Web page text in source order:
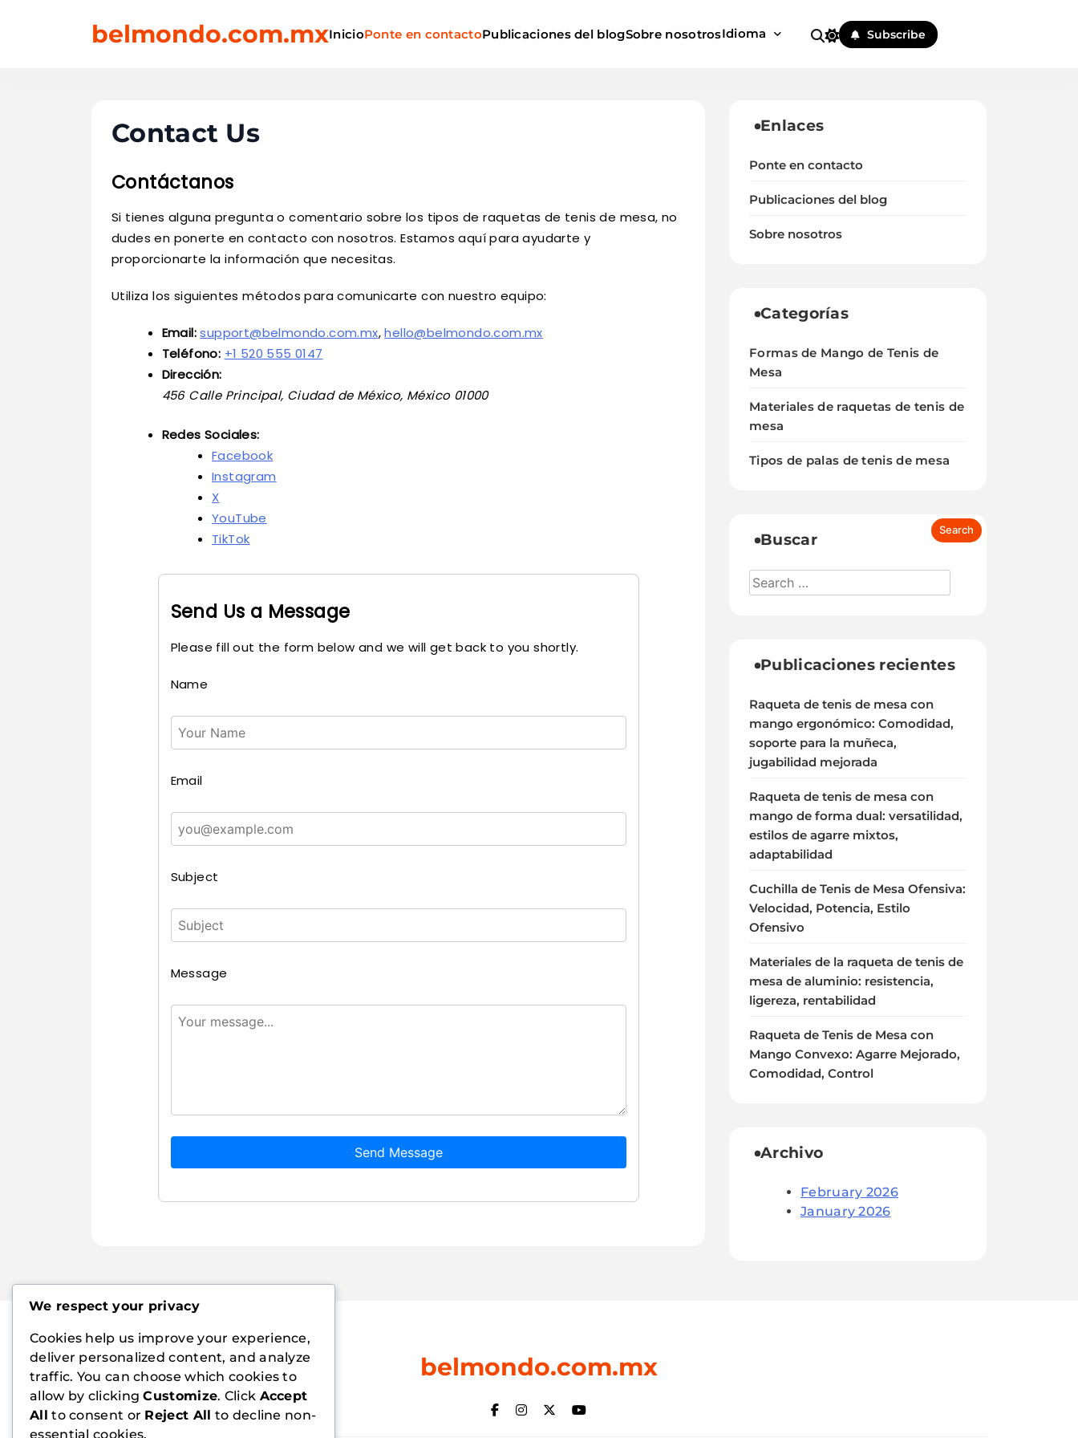
belmondo.com.mxInicioPonte en contactoPublicaciones del blogSobre nosotrosIdioma Subscribe
Contact Us
Contáctanos
Si tienes alguna pregunta o comentario sobre los tipos de raquetas de tenis de mesa, no
dudes en ponerte en contacto con nosotros. Estamos aquí para ayudarte y
proporcionarte la información que necesitas.
Utiliza los siguientes métodos para comunicarte con nuestro equipo:
Email: support@belmondo.com.mx,hello@belmondo.com.mx
Teléfono: +1 520 555 0147
Dirección:
456 Calle Principal, Ciudad de México, México 01000
Redes Sociales:
Facebook
Instagram
X
YouTube
TikTok
Send Us a Message
Please fill out the form below and we will get back to you shortly.
Name
Email
Subject
Message
Send Message
Enlaces
Ponte en contacto
Publicaciones del blog
Sobre nosotros
Categorías
Formas de Mango de Tenis de
Mesa
Materiales de raquetas de tenis de
mesa
Tipos de palas de tenis de mesa
Buscar
Publicaciones recientes
Raqueta de tenis de mesa con
mango ergonómico: Comodidad,
soporte para la muñeca,
jugabilidad mejorada
Raqueta de tenis de mesa con
mango de forma dual: versatilidad,
estilos de agarre mixtos,
adaptabilidad
Cuchilla de Tenis de Mesa Ofensiva:
Velocidad, Potencia, Estilo
Ofensivo
Materiales de la raqueta de tenis de
mesa de aluminio: resistencia,
ligereza, rentabilidad
Raqueta de Tenis de Mesa con
Mango Convexo: Agarre Mejorado,
Comodidad, Control
Archivo
February 2026
January 2026
belmondo.com.mx
We respect your privacy
Cookies help us improve your experience,
deliver personalized content, and analyze
traffic. You can choose which cookies to
allow by clickingCustomize. Click Accept
All to consent or Reject All to decline non-
essential cookies.